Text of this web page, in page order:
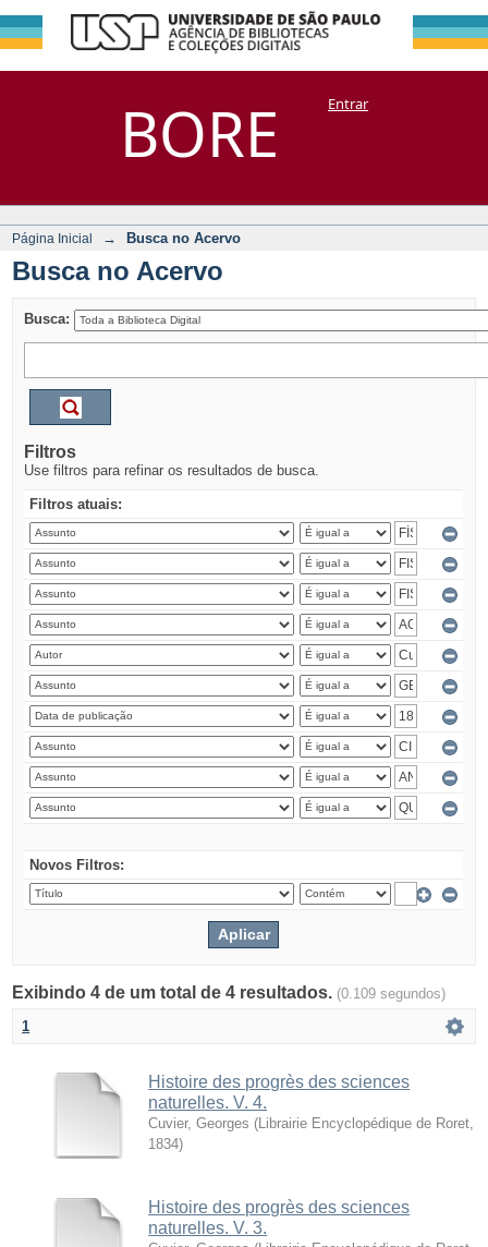
BORE
Busca no Acervo
DSpace/Manakin + CoriscoEntrar
Página Inicial → Busca no Acervo
Busca no Acervo
Busca:
Filtros
Use filtros para refinar os resultados de busca.
Filtros atuais:
Novos Filtros:
Exibindo 4 de um total de 4 resultados. (0.109 segundos)
1
Histoire des progrès des sciences
naturelles. V. 4.
Cuvier, Georges ( Librairie Encyclopédique de Roret
1834)
Histoire des progrès des sciences
naturelles. V. 3.